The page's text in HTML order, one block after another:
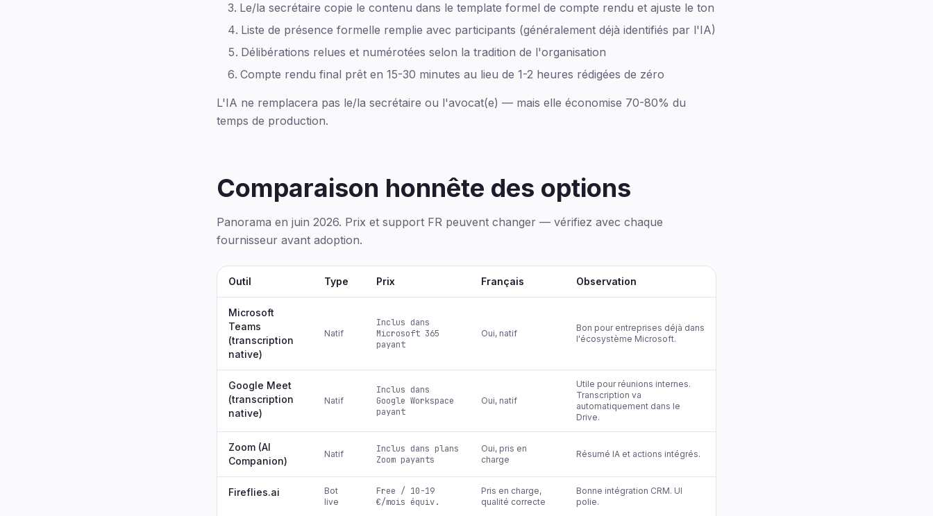
Le/la secrétaire copie le contenu dans le template formel de compte rendu et ajuste le ton
Liste de présence formelle remplie avec participants (généralement déjà identifiés par l'IA)
Délibérations relues et numérotées selon la tradition de l'organisation
Compte rendu final prêt en 15-30 minutes au lieu de 1-2 heures rédigées de zéro
L'IA ne remplacera pas le/la secrétaire ou l'avocat(e) — mais elle économise 70-80% du
temps de production.
Comparaison honnête des options
Panorama en juin 2026. Prix et support FR peuvent changer — vérifiez avec chaque
fournisseur avant adoption.
Outil Type Prix Français Observation
Microsoft
Teams
(transcription
native)
Natif
Inclus dans
Microsoft 365
payant
Oui, natif
Bon pour entreprises déjà dans
l'écosystème Microsoft.
Google Meet
(transcription
native)
Natif
Inclus dans
Google Workspace
payant
Oui, natif
Utile pour réunions internes.
Transcription va
automatiquement dans le
Drive.
Zoom (AI
Companion)
Natif
Inclus dans plans
Zoom payants
Oui, pris en
charge
Résumé IA et actions intégrés.
Fireflies.ai
Bot
live
Free / 10-19
€/mois équiv.
Pris en charge,
qualité correcte
Bonne intégration CRM. UI
polie.